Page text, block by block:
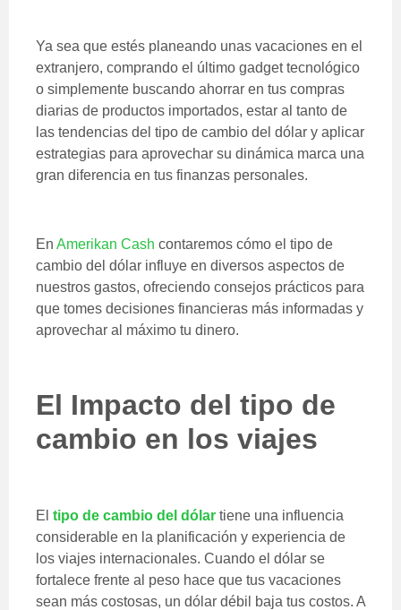
Ya sea que estés planeando unas vacaciones en el
extranjero, comprando el último gadget tecnológico
o simplemente buscando ahorrar en tus compras
diarias de productos importados, estar al tanto de
las tendencias del tipo de cambio del dólar y aplicar
estrategias para aprovechar su dinámica marca una
gran diferencia en tus finanzas personales.
En Amerikan Cash contaremos cómo el tipo de
cambio del dólar influye en diversos aspectos de
nuestros gastos, ofreciendo consejos prácticos para
que tomes decisiones financieras más informadas y
aprovechar al máximo tu dinero.
El Impacto del tipo de
cambio en los viajes
El tipo de cambio del dólar tiene una influencia
considerable en la planificación y experiencia de
los viajes internacionales. Cuando el dólar se
fortalece frente al peso hace que tus vacaciones
sean más costosas, un dólar débil baja tus costos. A